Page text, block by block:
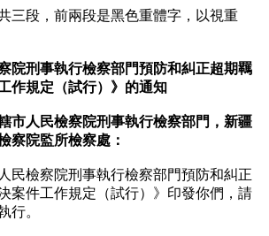
三段，前兩段是黑色重體字，以視重
院刑事執行檢察部門預防和糾正超期羈
作規定（試行）》的通知
市人民檢察院刑事執行檢察部門，新疆
察院監所檢察處：
民檢察院刑事執行檢察部門預防和糾正
案件工作規定（試行）》印發你們，請
行。